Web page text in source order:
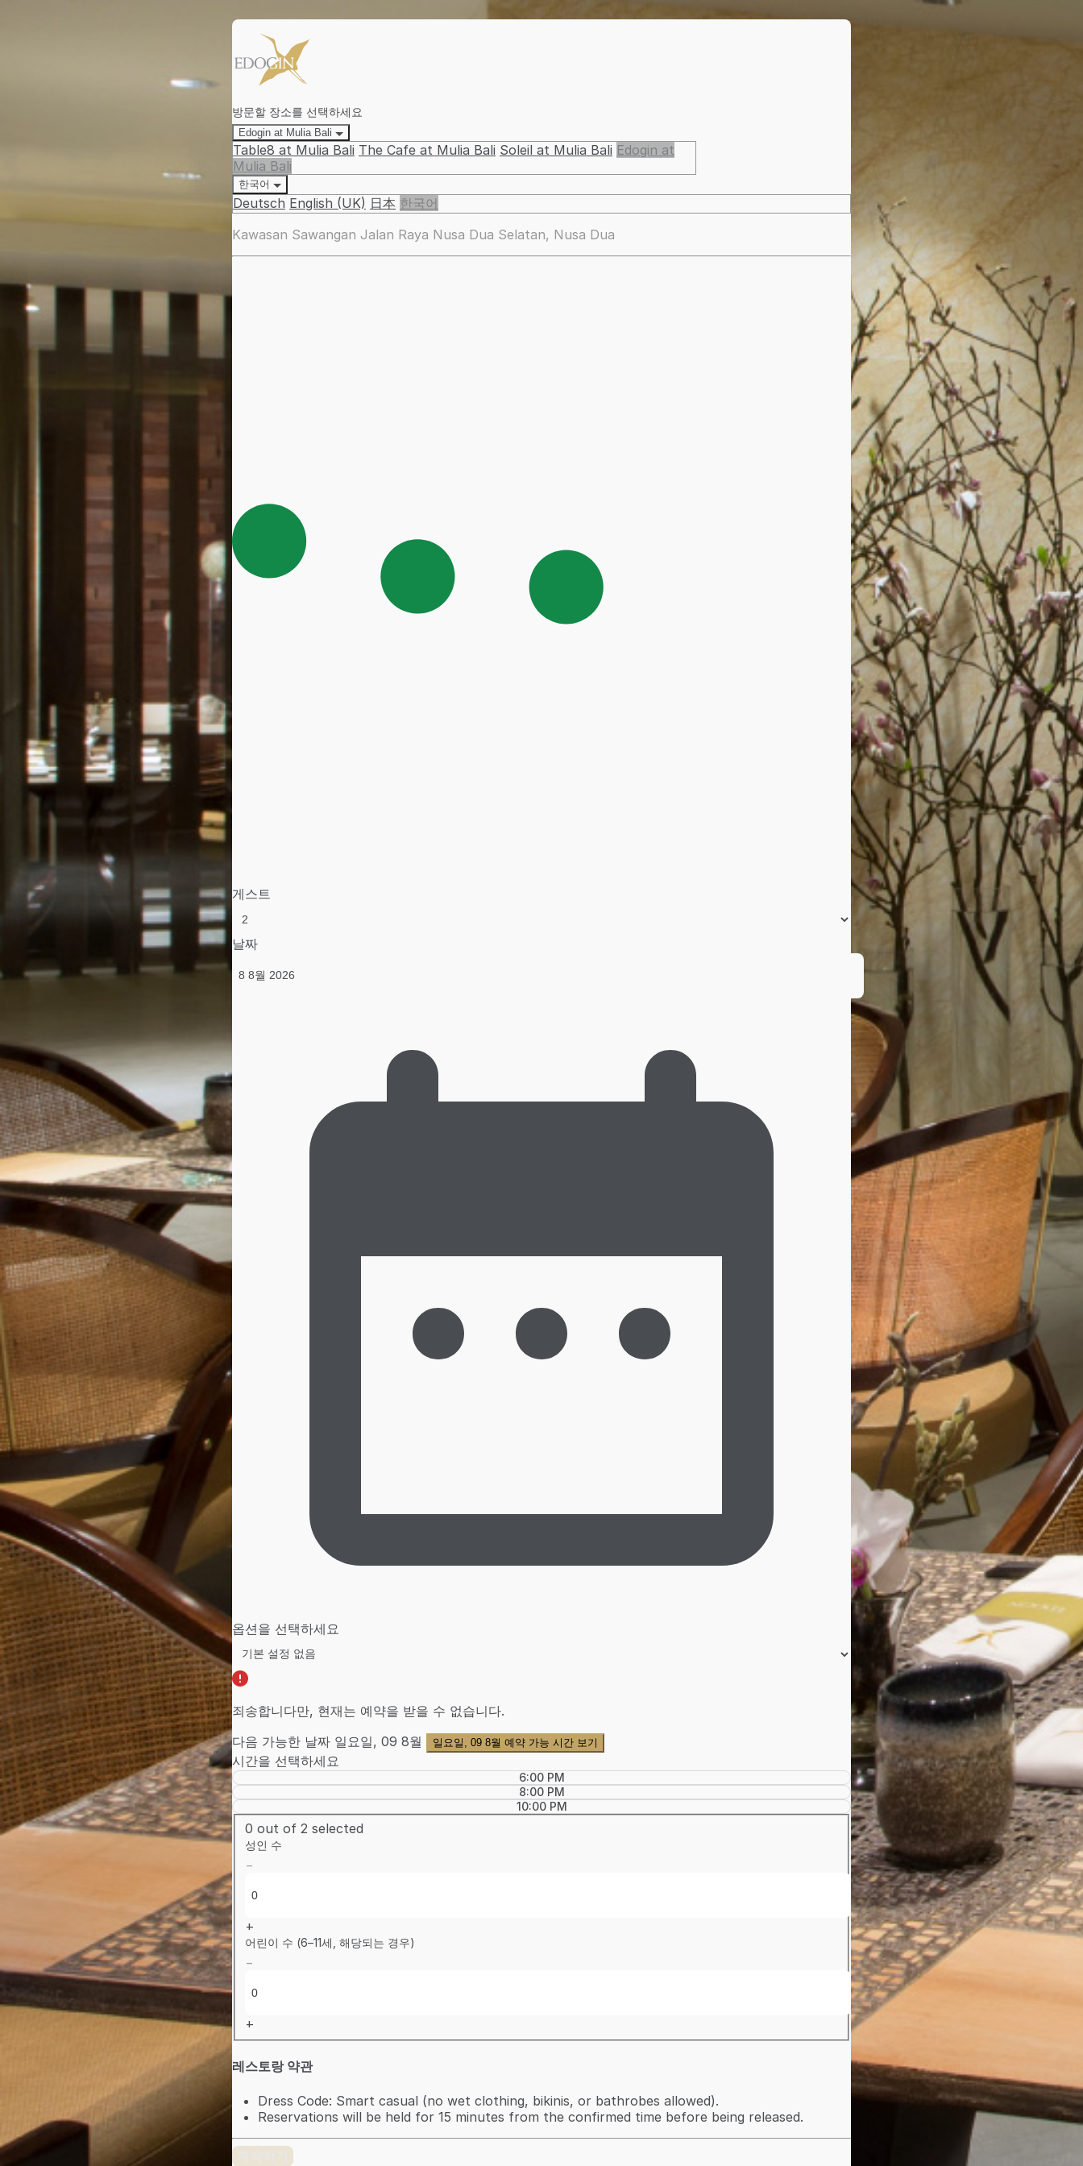
방문할 장소를 선택하세요
Edogin at Mulia Bali
Table8 at Mulia Bali The Cafe at Mulia Bali Soleil at Mulia Bali Edogin at
Mulia Bali
한국어
Deutsch English (UK) 日本 한국어
Kawasan Sawangan Jalan Raya Nusa Dua Selatan, Nusa Dua
게스트
날짜
옵션을 선택하세요
죄송합니다만, 현재는 예약을 받을 수 없습니다.
다음 가능한 날짜 일요일, 09 8월 일요일, 09 8월 예약 가능 시간 보기
시간을 선택하세요
6:00 PM
8:00 PM
10:00 PM
0 out of 2 selected
성인 수
−
+
어린이 수 (6–11세, 해당되는 경우)
−
+
레스토랑 약관
Dress Code: Smart casual (no wet clothing, bikinis, or bathrobes allowed).
Reservations will be held for 15 minutes from the confirmed time before being released.